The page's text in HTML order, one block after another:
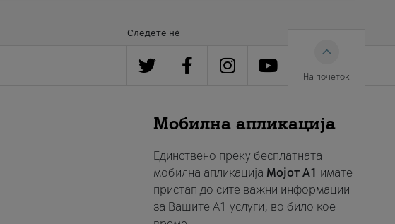
Следете нè
На почеток
Мобилна апликација
Единствено преку бесплатната
мобилна апликација Мојот A1 имате
пристап до сите важни информации
за Вашите A1 услуги, во било кое